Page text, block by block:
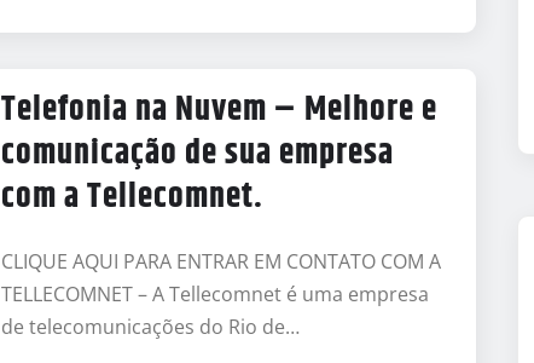
Telefonia na Nuvem – Melhore e
comunicação de sua empresa
com a Tellecomnet.
CLIQUE AQUI PARA ENTRAR EM CONTATO COM A
TELLECOMNET – A Tellecomnet é uma empresa
de telecomunicações do Rio de…